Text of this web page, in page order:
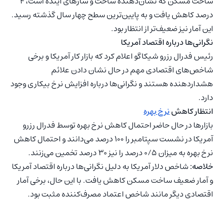
درصد کاهش یافت و به پایین‌ترین سطح چهار سال گذشته رسید.
این آمار نیز ضعیف‌تر از انتظار بود.
نگرانی‌ها درباره اقتصاد آمریکا
رئیس فدرال رزرو شیکاگو اعلام کرد که بازار کار آمریکا و برخی
شاخص‌های اقتصادی مهم در حال نشان دادن علائم
هشداردهنده هستند و نگرانی‌ها درباره افزایش نرخ بیکاری وجود
دارد.
انتظار کاهشنرخ بهره
بازارها در حال حاضر احتمال کاهش نرخ بهره توسط فدرال رزرو
آمریکا در نشست سپتامبر را ۱۰۰ درصد می‌دانند و احتمال کاهش
نرخ بهره به میزان ۰/۵ درصد را نیز ۳۰ درصد تخمین می‌زنند.
خلاصه:شاخص دلار آمریکا به دلیل نگرانی‌ها درباره اقتصاد آمریکا
و آمار ضعیف ساخت مسکن کاهش یافت. با این حال، برخی آمار
اقتصادی دیگر مانند شاخص اعتماد مصرف‌کننده مثبت بود.